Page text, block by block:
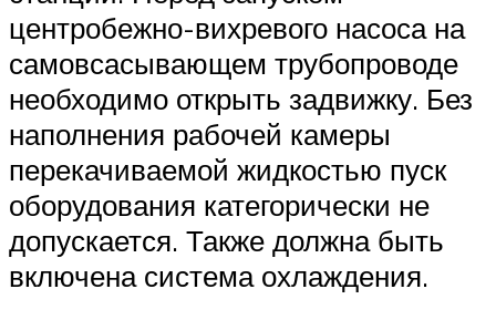
центробежно-вихревого насоса на
самовсасывающем трубопроводе
необходимо открыть задвижку. Без
наполнения рабочей камеры
перекачиваемой жидкостью пуск
оборудования категорически не
допускается. Также должна быть
включена система охлаждения.